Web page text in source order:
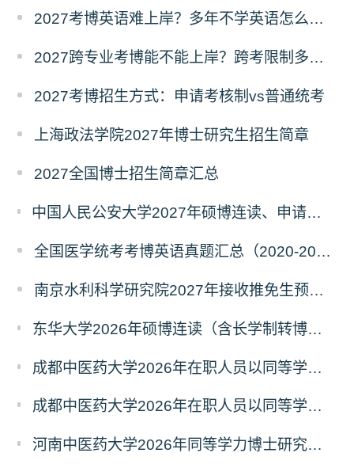
2027考博英语难上岸？多年不学英语怎么备考？
2027跨专业考博能不能上岸？跨考限制多不多？
2027考博招生方式：申请考核制vs普通统考
上海政法学院2027年博士研究生招生简章
2027全国博士招生简章汇总
中国人民公安大学2027年硕博连读、申请考核、本科直博博士研究生招生报名事宜的通知
全国医学统考考博英语真题汇总（2020-2026年）
南京水利科学研究院2027年接收推免生预报名公告
东华大学2026年硕博连读（含长学制转博）博士研究生拟录取名单公示
成都中医药大学2026年在职人员以同等学力申请中西医结合博士学术学位招生章程
成都中医药大学2026年在职人员以同等学力申请中医博士专业学位招生章程
河南中医药大学2026年同等学力博士研究生招生拟进入复试人员名单公示